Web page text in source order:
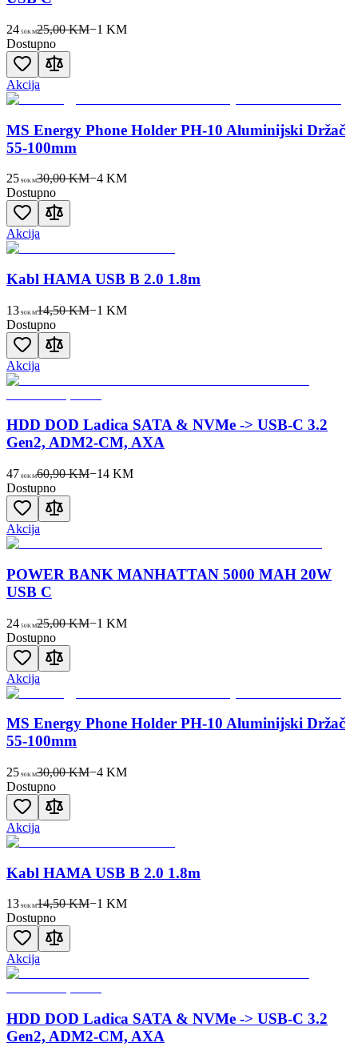
24 50KM25,00 KM−1 KM
Dostupno
Akcija
MS Energy Phone Holder PH-10 Aluminijski Držač
55-100mm
25 90KM30,00 KM−4KM
Dostupno
Akcija
Kabl HAMA USB B 2.0 1.8m
13 90KM14,50 KM−1 KM
Dostupno
Akcija
HDD DOD Ladica SATA & NVMe -> USB-C 3.2
Gen2, ADM2-CM, AXA
47 00KM60,90 KM−14KM
Dostupno
Akcija
POWER BANK MANHATTAN 5000 MAH 20W
USB C
24 50KM25,00 KM−1 KM
Dostupno
Akcija
MS Energy Phone Holder PH-10 Aluminijski Držač
55-100mm
25 90KM30,00 KM−4KM
Dostupno
Akcija
Kabl HAMA USB B 2.0 1.8m
13 90KM14,50 KM−1 KM
Dostupno
Akcija
HDD DOD Ladica SATA & NVMe -> USB-C 3.2
Gen2, ADM2-CM, AXA